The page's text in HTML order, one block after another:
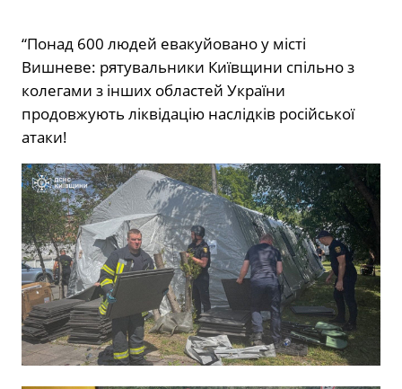
“Понад 600 людей евакуйовано у місті
Вишневе: рятувальники Київщини спільно з
колегами з інших областей України
продовжують ліквідацію наслідків російської
атаки!